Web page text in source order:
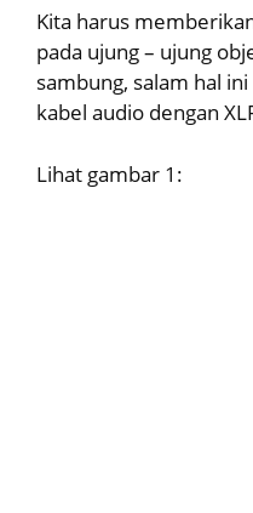
Kita harus
pada ujung – ujung
sambung, salam hal
kabel audio dengan
Lihat gambar 1: